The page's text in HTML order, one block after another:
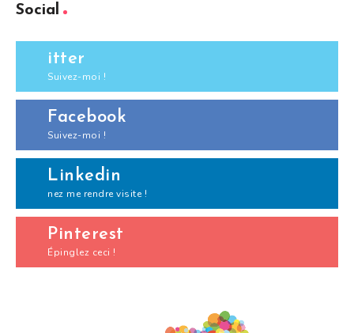
Social
itter
Suivez-moi !
Facebook
Suivez-moi !
Linkedin
nez me rendre visite !
Pinterest
Épinglez ceci !